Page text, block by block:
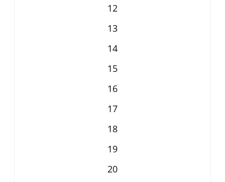
12
13
14
15
16
17
18
19
20